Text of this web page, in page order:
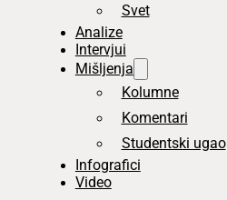
Svet
Analize
Intervjui
Mišljenja
Kolumne
Komentari
Studentski ugao
Infografici
Video